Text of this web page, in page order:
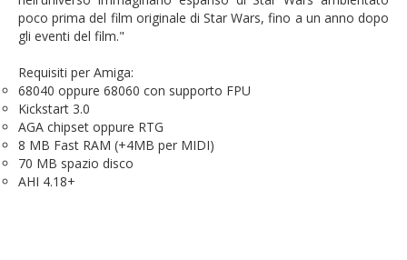
poco prima del film originale di Star Wars, fino a un anno dopo
gli eventi del film."
Requisiti per Amiga:
68040 oppure 68060 con supporto FPU
Kickstart 3.0
AGA chipset oppure RTG
8 MB Fast RAM (+4MB per MIDI)
70 MB spazio disco
AHI 4.18+